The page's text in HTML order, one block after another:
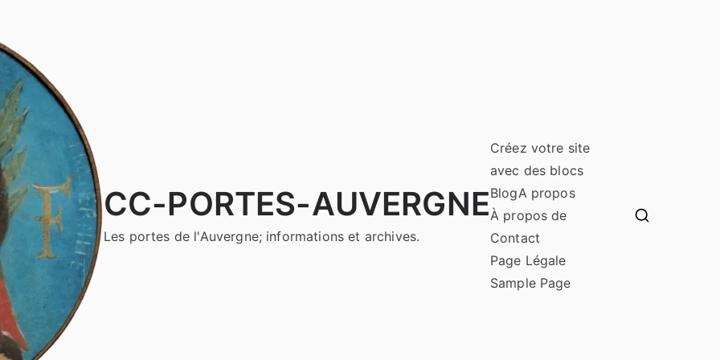
CC-PORTES-AUVERGNE
Les portes de l'Auvergne; informations et archives.
Créez votre site
avec des blocs
BlogA propos
À propos de
Contact
Page Légale
Sample Page